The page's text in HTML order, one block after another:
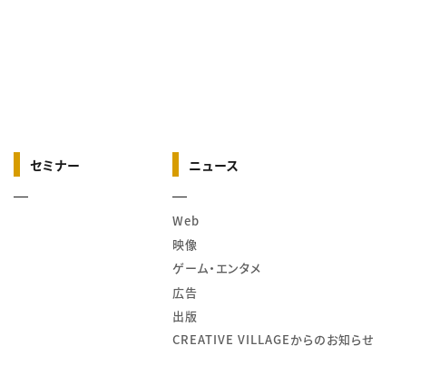
セミナー ニュース
Web
映像
ゲーム・エンタメ
広告
出版
CREATIVE VILLAGEからのお知らせ